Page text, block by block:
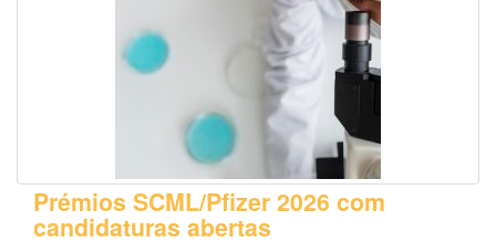
Prémios SCML/Pfizer 2026 com
candidaturas abertas